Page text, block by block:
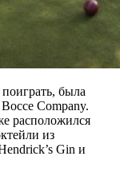
была
Company.
расположился
из
Gin и